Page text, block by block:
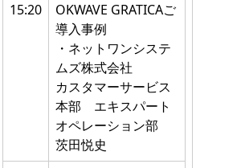
15:20
OKWAVE GRATICAご
導入事例
・ネットワンシステ
ムズ株式会社
カスタマーサービス
本部 エキスパート
オペレーション部
茨田悦史